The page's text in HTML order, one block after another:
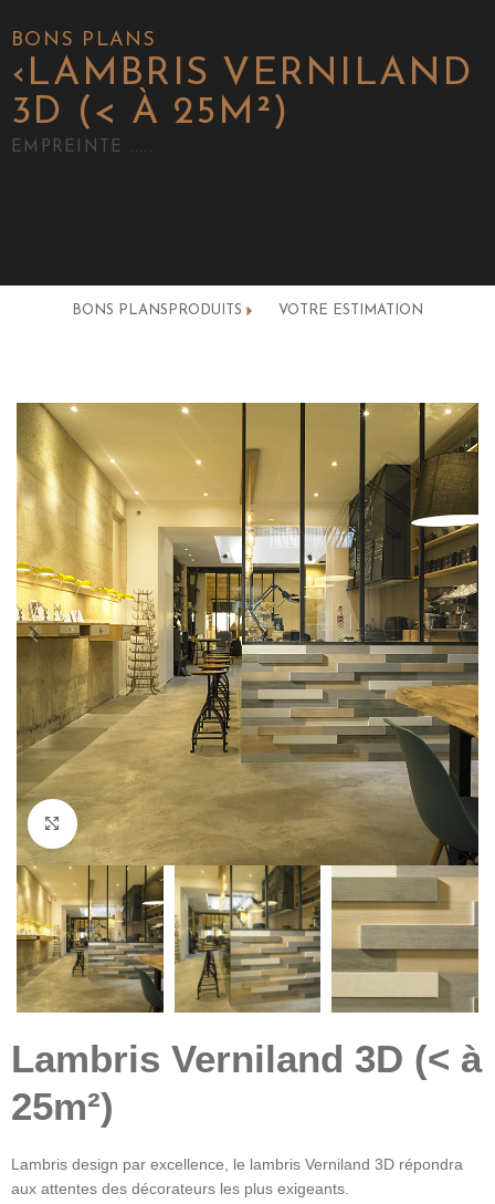
BONS PLANS
‹ LAMBRIS VERNILAND
3D (< À 25M²)
EMPREINTE .....
BONS PLANS PRODUITS VOTRE ESTIMATION
Click to enlarge
Lambris Verniland 3D (< à
25m²)
Lambris design par excellence, le lambris Verniland 3D répondra
aux attentes des décorateurs les plus exigeants.